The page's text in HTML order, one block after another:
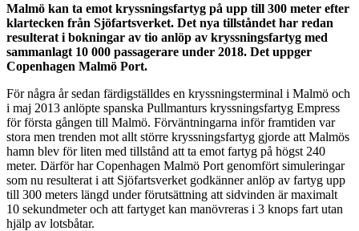
Malmö kan ta emot kryssningsfartyg på upp till 300 meter efter
klartecken från Sjöfartsverket. Det nya tillståndet har redan
resulterat i bokningar av tio anlöp av kryssningsfartyg med
sammanlagt 10 000 passagerare under 2018. Det uppger
Copenhagen Malmö Port.
För några år sedan färdigställdes en kryssningsterminal i Malmö och
i maj 2013 anlöpte spanska Pullmanturs kryssningsfartyg Empress
för första gången till Malmö. Förväntningarna inför framtiden var
stora men trenden mot allt större kryssningsfartyg gjorde att Malmös
hamn blev för liten med tillstånd att ta emot fartyg på högst 240
meter. Därför har Copenhagen Malmö Port genomfört simuleringar
som nu resulterat i att Sjöfartsverket godkänner anlöp av fartyg upp
till 300 meters längd under förutsättning att sidvinden är maximalt
10 sekundmeter och att fartyget kan manövreras i 3 knops fart utan
hjälp av lotsbåtar.